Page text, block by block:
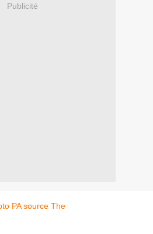
Publicité